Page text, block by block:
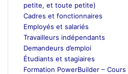
petite, et toute petite)
Cadres et fonctionnaires
Employés et salariés
Travailleurs indépendants
Demandeurs d’emploi
Étudiants et stagiaires
Formation PowerBuilder –